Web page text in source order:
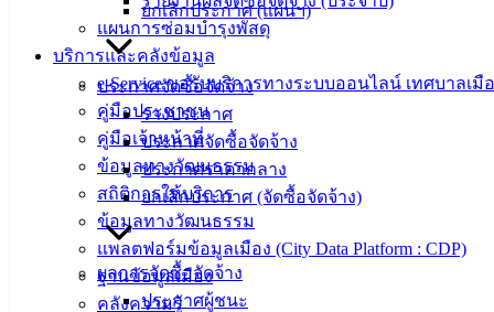
แผนการซ่อมบำรุงพัสดุ
บริการและคลังข้อมูล
e-Service ขอรับบริการทางระบบออนไลน์ เทศบาลเมื
คู่มือประชาชน
คู่มือเจ้าหน้าที่
ข้อมูลทางวัฒนธรรม
สถิติการให้บริการ
ข้อมูลทางวัฒนธรรม
แพลตฟอร์มข้อมูลเมือง (City Data Platform : CDP)
ฐานข้อมูลเมือง
คลังความรู้
ยกเลิกประกาศ (แผนฯ)
ประกาศจัดซื้อจัดจ้าง
ร่างประกาศ
ประกาศจัดซื้อจัดจ้าง
ประกาศราคากลาง
ยกเลิกประกาศ (จัดซื้อจัดจ้าง)
ผลการจัดซื้อจัดจ้าง
ประกาศผู้ชนะ
ปฏิบัติ
งาน
ข่าวสาร
ข้อมูล
ข่าวสาร
อิเล็กทรอนิกส์
ความรู้